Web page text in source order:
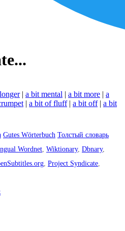
| a bit mental | a bit more | a
| a bit of fluff | a bit off | a bit
Gutes Wörterbuch Толстый словарь
Wordnet Wiktionary, Dbnary,
Project Syndicate